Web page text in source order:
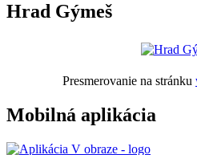
Hrad Gýmeš
Presmerovanie na stránku
Mobilná aplikácia